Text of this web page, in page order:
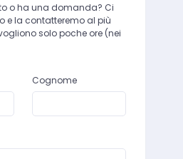
o ha una domanda? Ci
e la contatteremo al più
solo poche ore (nei
Cognome